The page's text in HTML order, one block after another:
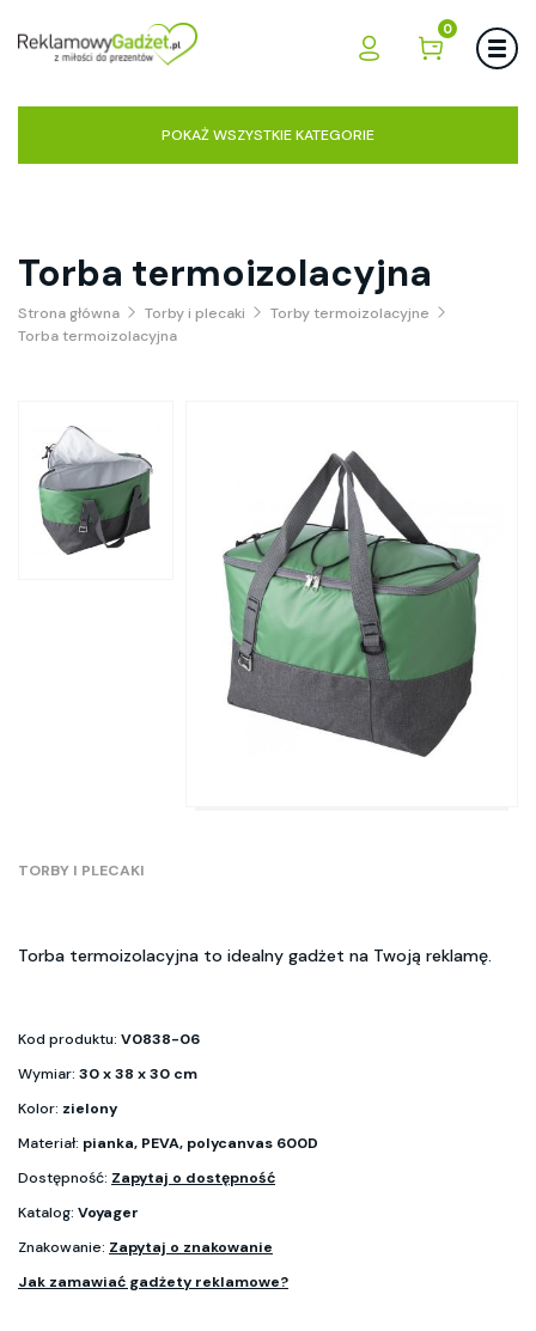
0
POKAŻ WSZYSTKIE KATEGORIE
Torba termoizolacyjna
Strona główna Torby i plecaki
Torby termoizolacyjne
Torba termoizolacyjna
TORBY I PLECAKI
Torba termoizolacyjna to idealny gadżet na Twoją reklamę.
Kod produktu: V0838-06
Wymiar: 30 x 38 x 30 cm
Kolor: zielony
Materiał: pianka, PEVA, polycanvas 600D
Dostępność: Zapytaj o dostępność
Katalog: Voyager
Znakowanie: Zapytaj o znakowanie
Jak zamawiać gadżety reklamowe?